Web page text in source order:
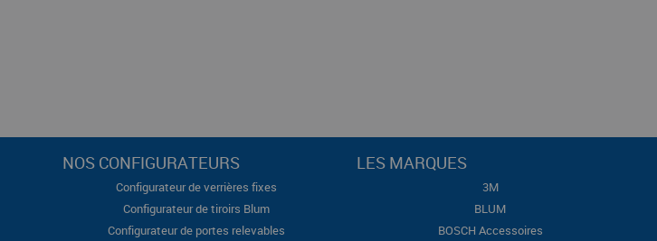
NOS CONFIGURATEURS
Configurateur de verrières fixes
Configurateur de tiroirs Blum
Configurateur de portes relevables
LES MARQUES
3M
BLUM
BOSCH Accessoires